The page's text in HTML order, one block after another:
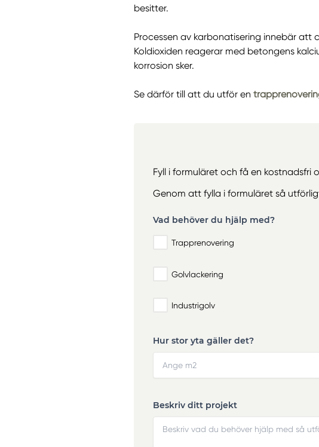
besitter.
Processen av karbonatisering innebär att
Koldioxiden reagerar med betongens
korrosion sker.
Se därför till att du utför en
Fyll i formuläret och få en kostnadsfri
Genom att fylla i formuläret så
Vad behöver du hjälp med?
Trapprenovering
Golvlackering
Industrigolv
Hur stor yta gäller det?
Beskriv ditt projekt